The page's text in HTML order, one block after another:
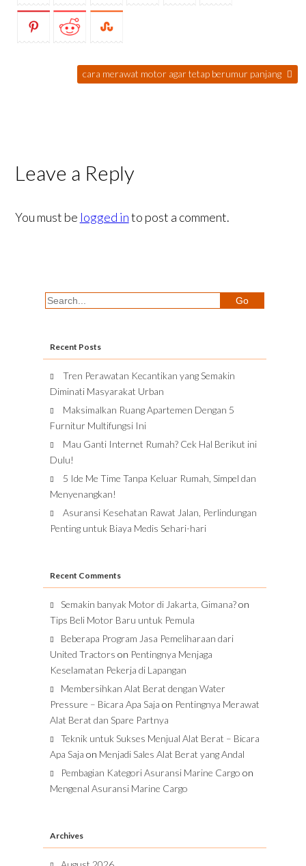
cara merawat motor agar tetap berumur panjang
Leave a Reply
You must be logged into post a comment.
Recent Posts
Tren Perawatan Kecantikan yang Semakin
Diminati Masyarakat Urban
Maksimalkan Ruang Apartemen Dengan 5
Furnitur Multifungsi Ini
Mau Ganti Internet Rumah? Cek Hal Berikut ini
Dulu!
5 Ide Me Time Tanpa Keluar Rumah, Simpel dan
Menyenangkan!
Asuransi Kesehatan Rawat Jalan, Perlindungan
Penting untuk Biaya Medis Sehari-hari
Recent Comments
Semakin banyak Motor di Jakarta, Gimana?on
Tips Beli Motor Baru untuk Pemula
Beberapa Program Jasa Pemeliharaan dari
United Tractors on Pentingnya Menjaga
Keselamatan Pekerja di Lapangan
Membersihkan Alat Berat dengan Water
Pressure – Bicara Apa Saja on Pentingnya Merawat
Alat Berat dan Spare Partnya
Teknik untuk Sukses Menjual Alat Berat – Bicara
Apa Saja on Menjadi Sales Alat Berat yang Andal
Pembagian Kategori Asuransi Marine Cargo on
Mengenal Asuransi Marine Cargo
Archives